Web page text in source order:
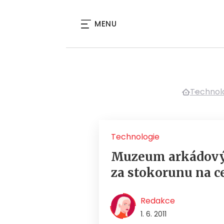
MENU
Technologie
Muzeum
za stokorunu na
Redakce
1. 6. 2011